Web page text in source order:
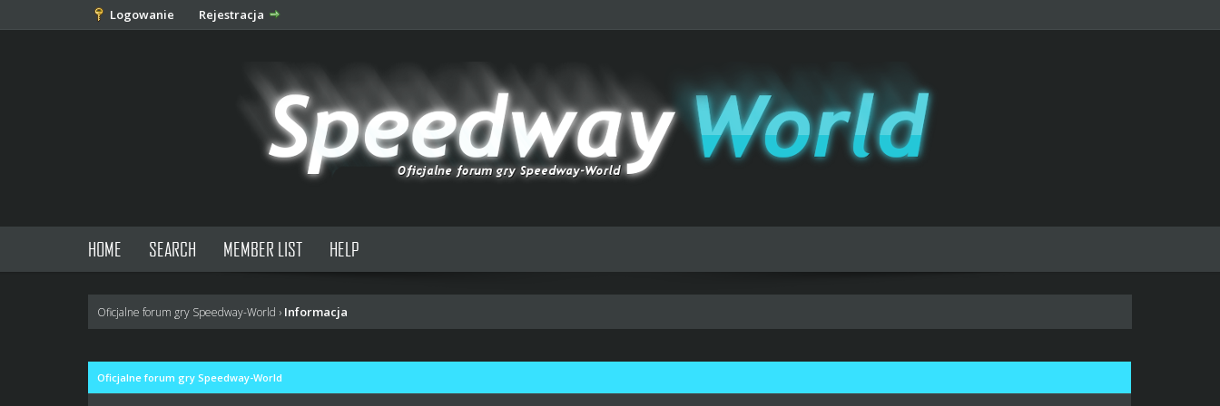
Logowanie Rejestracja
HOME SEARCH MEMBER LIST HELP
Oficjalne forum gry Speedway-World › Informacja
Oficjalne forum gry Speedway-World